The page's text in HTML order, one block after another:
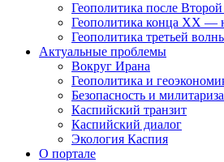
Геополитика после
Геополитика конца XX —
Геополитика третьей
Актуальные проблемы
Вокруг Ирана
Геополитика и
Безопасность и
Каспийский транзит
Каспийский диалог
Экология Каспия
О портале